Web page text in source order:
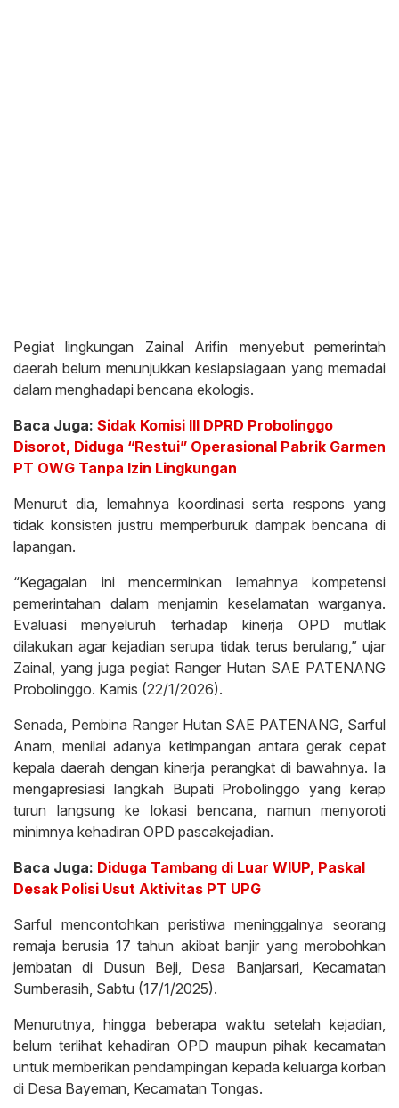
Pegiat lingkungan Zainal Arifin menyebut pemerintah
daerah belum menunjukkan kesiapsiagaan yang memadai
dalam menghadapi bencana ekologis.
Baca Juga: Sidak Komisi III DPRD Probolinggo
Disorot, Diduga “Restui” Operasional Pabrik Garmen
PT OWG Tanpa Izin Lingkungan
Menurut dia, lemahnya koordinasi serta respons yang
tidak konsisten justru memperburuk dampak bencana di
lapangan.
“Kegagalan ini mencerminkan lemahnya kompetensi
pemerintahan dalam menjamin keselamatan warganya.
Evaluasi menyeluruh terhadap kinerja OPD mutlak
dilakukan agar kejadian serupa tidak terus berulang,” ujar
Zainal, yang juga pegiat Ranger Hutan SAE PATENANG
Probolinggo. Kamis (22/1/2026).
Senada, Pembina Ranger Hutan SAE PATENANG, Sarful
Anam, menilai adanya ketimpangan antara gerak cepat
kepala daerah dengan kinerja perangkat di bawahnya. Ia
mengapresiasi langkah Bupati Probolinggo yang kerap
turun langsung ke lokasi bencana, namun menyoroti
minimnya kehadiran OPD pascakejadian.
Baca Juga: Diduga Tambang di Luar WIUP, Paskal
Desak Polisi Usut Aktivitas PT UPG
Sarful mencontohkan peristiwa meninggalnya seorang
remaja berusia 17 tahun akibat banjir yang merobohkan
jembatan di Dusun Beji, Desa Banjarsari, Kecamatan
Sumberasih, Sabtu (17/1/2025).
Menurutnya, hingga beberapa waktu setelah kejadian,
belum terlihat kehadiran OPD maupun pihak kecamatan
untuk memberikan pendampingan kepada keluarga korban
di Desa Bayeman, Kecamatan Tongas.